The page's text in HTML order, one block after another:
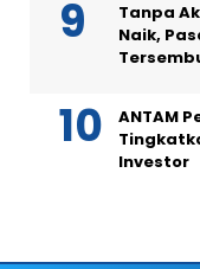
Tanpa
Naik,
ANTAM
Investor